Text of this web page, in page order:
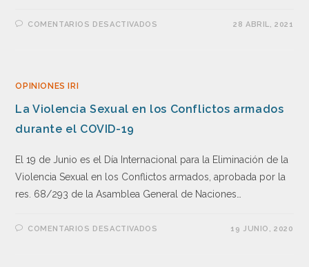
COMENTARIOS DESACTIVADOS 28 ABRIL, 2021
OPINIONES IRI
La Violencia Sexual en los Conflictos armados
durante el COVID-19
El 19 de Junio es el Día Internacional para la Eliminación de la
Violencia Sexual en los Conflictos armados, aprobada por la
res. 68/293 de la Asamblea General de Naciones…
COMENTARIOS DESACTIVADOS 19 JUNIO, 2020